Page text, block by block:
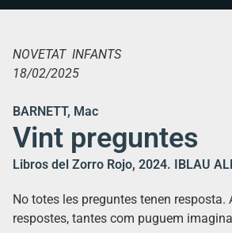
NOVETAT INFANTS
18/02/2025
BARNETT, Mac
Vint preguntes
Libros del Zorro Rojo, 2024. IBLAU
No totes les preguntes tenen
respostes, tantes com puguem